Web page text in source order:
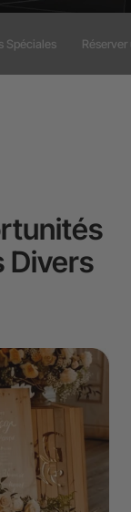
Spéciales
Divers